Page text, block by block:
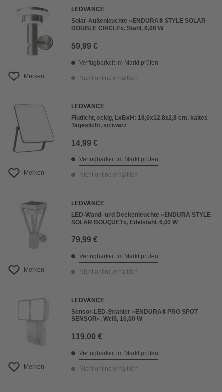
Merken
LEDVANCE
Solar-Außenleuchte »ENDURA® STYLE SOLAR
DOUBLE CIRCLE«, Stahl, 6,00 W
59,99 €
Verfügbarkeit im Markt prüfen
Nicht online erhältlich
Merken
LEDVANCE
Flutlicht, eckig, LxBxH: 18,6x12,8x2,8 cm, kaltes
Tageslicht, schwarz
14,99 €
Verfügbarkeit im Markt prüfen
Nicht online erhältlich
Merken
LEDVANCE
LED-Wand- und Deckenleuchte »ENDURA STYLE
SOLAR BOUQUET«, Edelstahl, 6,00 W
79,99 €
Verfügbarkeit im Markt prüfen
Nicht online erhältlich
Merken
LEDVANCE
Sensor-LED-Strahler »ENDURA® PRO SPOT
SENSOR«, Weiß, 16,00 W
119,00 €
Verfügbarkeit im Markt prüfen
Nicht online erhältlich